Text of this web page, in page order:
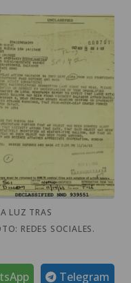
LUZ TRAS
REDES SOCIALES.
Telegram